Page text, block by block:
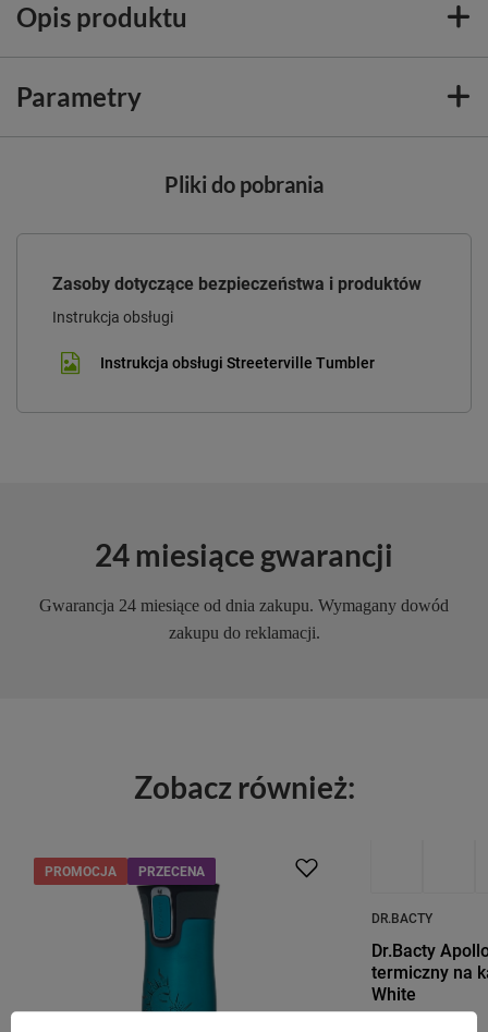
Opis produktu
Parametry
Pliki do pobrania
Zasoby dotyczące bezpieczeństwa i produktów
Instrukcja obsługi
Instrukcja obsługi Streeterville Tumbler
24 miesiące gwarancji
Gwarancja 24 miesiące od dnia zakupu. Wymagany dowód
zakupu do reklamacji.
Zobacz również:
PROMOCJA PRZECENA
DR.BACTY
Dr.Bacty
termiczny na
White